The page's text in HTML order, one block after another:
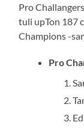
Pro
tuli upTon 187
Champions -
Pro